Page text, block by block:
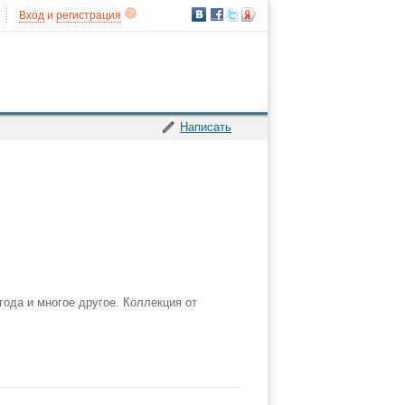
Вход и регистрация
Написать
и многое другое. Коллекция от